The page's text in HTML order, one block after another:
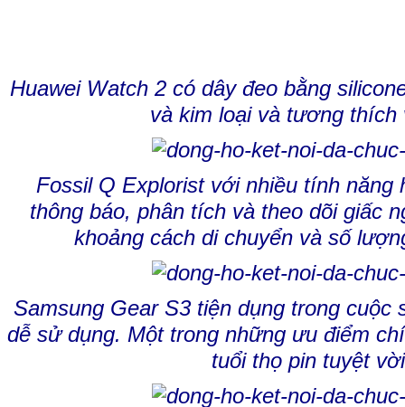
Huawei Watch 2 có dây đeo bằng
và kim loại và tương thích
Fossil Q Explorist với nhiều tính năng
thông báo, phân tích và theo dõi giấc
khoảng cách di chuyển và số
Samsung Gear S3 tiện dụng trong cuộc
dễ sử dụng. Một trong những ưu điểm
tuổi thọ pin tuyệt